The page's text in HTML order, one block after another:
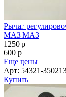
Рычаг
МАЗ МАЗ
1250 p
600 p
Еще цены
Арт: 54321-
Купить